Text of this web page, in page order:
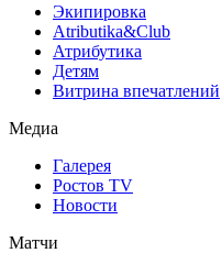
Экипировка
Atributika&Club
Атрибутика
Детям
Витрина впечатлений
Медиа
Галерея
Ростов TV
Новости
Матчи